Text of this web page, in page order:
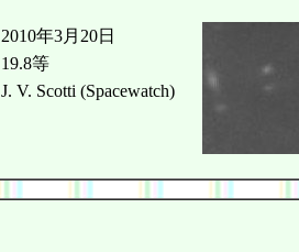
2010年3月20日
19.8等
J. V. Scotti (Spacewatch)